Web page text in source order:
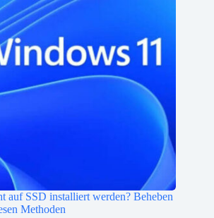
auf SSD installiert werden? Beheben
Methoden